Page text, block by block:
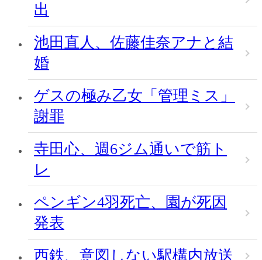
出
池田直人、佐藤佳奈アナと結
婚
ゲスの極み乙女「管理ミス」
謝罪
寺田心、週6ジム通いで筋ト
レ
ペンギン4羽死亡、園が死因
発表
西鉄、意図しない駅構内放送